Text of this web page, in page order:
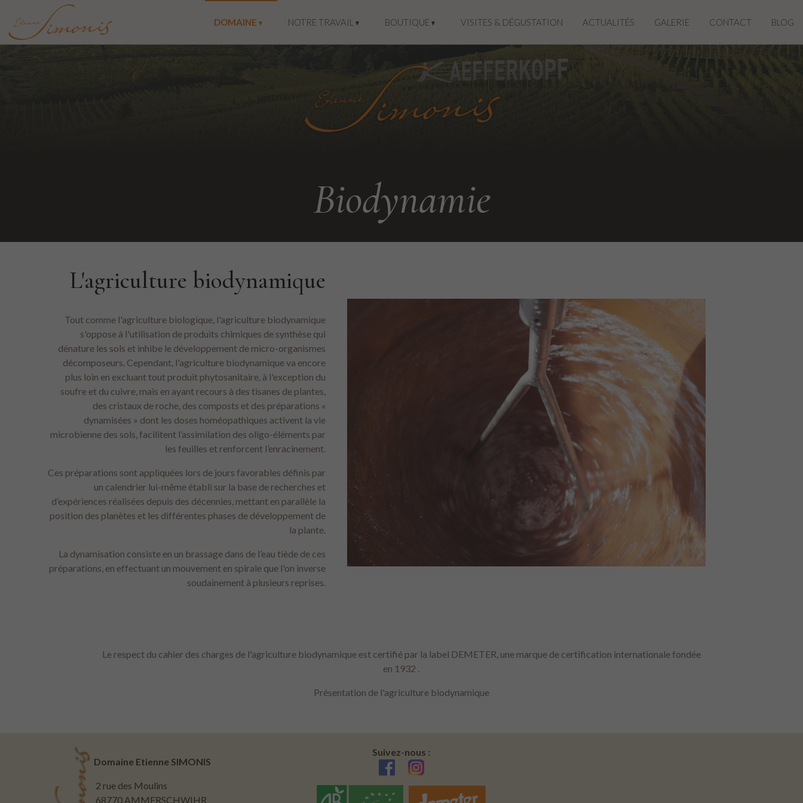
DOMAINE NOTRE TRAVAIL BOUTIQUE VISITES & DÉGUSTATION ACTUALITÉS GALERIE CONTACT BLOG
Biodynamie
L'agriculture biodynamique
Tout comme l'agriculture biologique, l'agriculture biodynamique
s'oppose à l'utilisation de produits chimiques de synthèse qui
dénature les sols et inhibe le développement de micro-organismes
décomposeurs. Cependant, l'agriculture biodynamique va encore
plus loin en excluant tout produit phytosanitaire, à l'exception du
soufre et du cuivre, mais en ayant recours à des tisanes de plantes,
des cristaux de roche, des composts et des préparations «
dynamisées » dont les doses homéopathiques activent la vie
microbienne des sols, facilitent l’assimilation des oligo-éléments par
les feuilles et renforcent l’enracinement.
Ces préparations sont appliquées lors de jours favorables définis par
un calendrier lui-même établi sur la base de recherches et
d’expériences réalisées depuis des décennies, mettant en parallèle la
position des planètes et les différentes phases de développement de
la plante.
La dynamisation consiste en un brassage dans de l’eau tiède de ces
préparations, en effectuant un mouvement en spirale que l'on inverse
soudainement à plusieurs reprises.
Le respect du cahier des charges de l'agriculture biodynamique est certifié par la label DEMETER, une marque de certification internationale fondée
en 1932 .
Présentation de l'agriculture biodynamique
Domaine Etienne SIMONIS
2 rue des Moulins
68770 AMMERSCHWIHR
Suivez-nous :